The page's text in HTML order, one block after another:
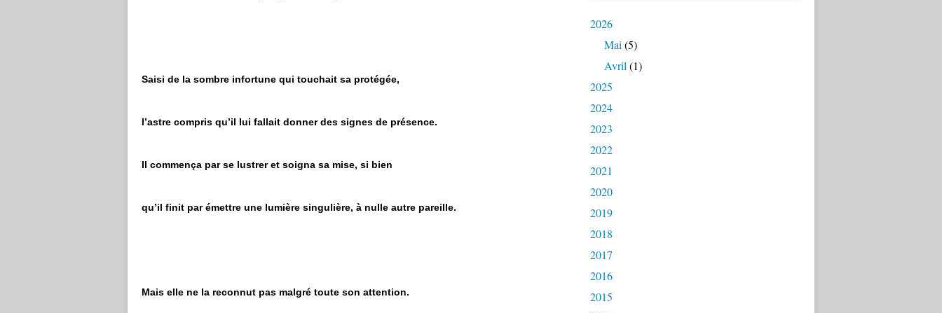
Saisi de la sombre infortune qui touchait sa protégée,
l’astre compris qu’il lui fallait donner des signes de présence.
Il commença par se lustrer et soigna sa mise, si bien
qu’il finit par émettre une lumière singulière, à nulle autre pareille.
Mais elle ne la reconnut pas malgré toute son attention.
2026
Mai (5)
Avril (1)
2025
2024
2023
2022
2021
2020
2019
2018
2017
2016
2015